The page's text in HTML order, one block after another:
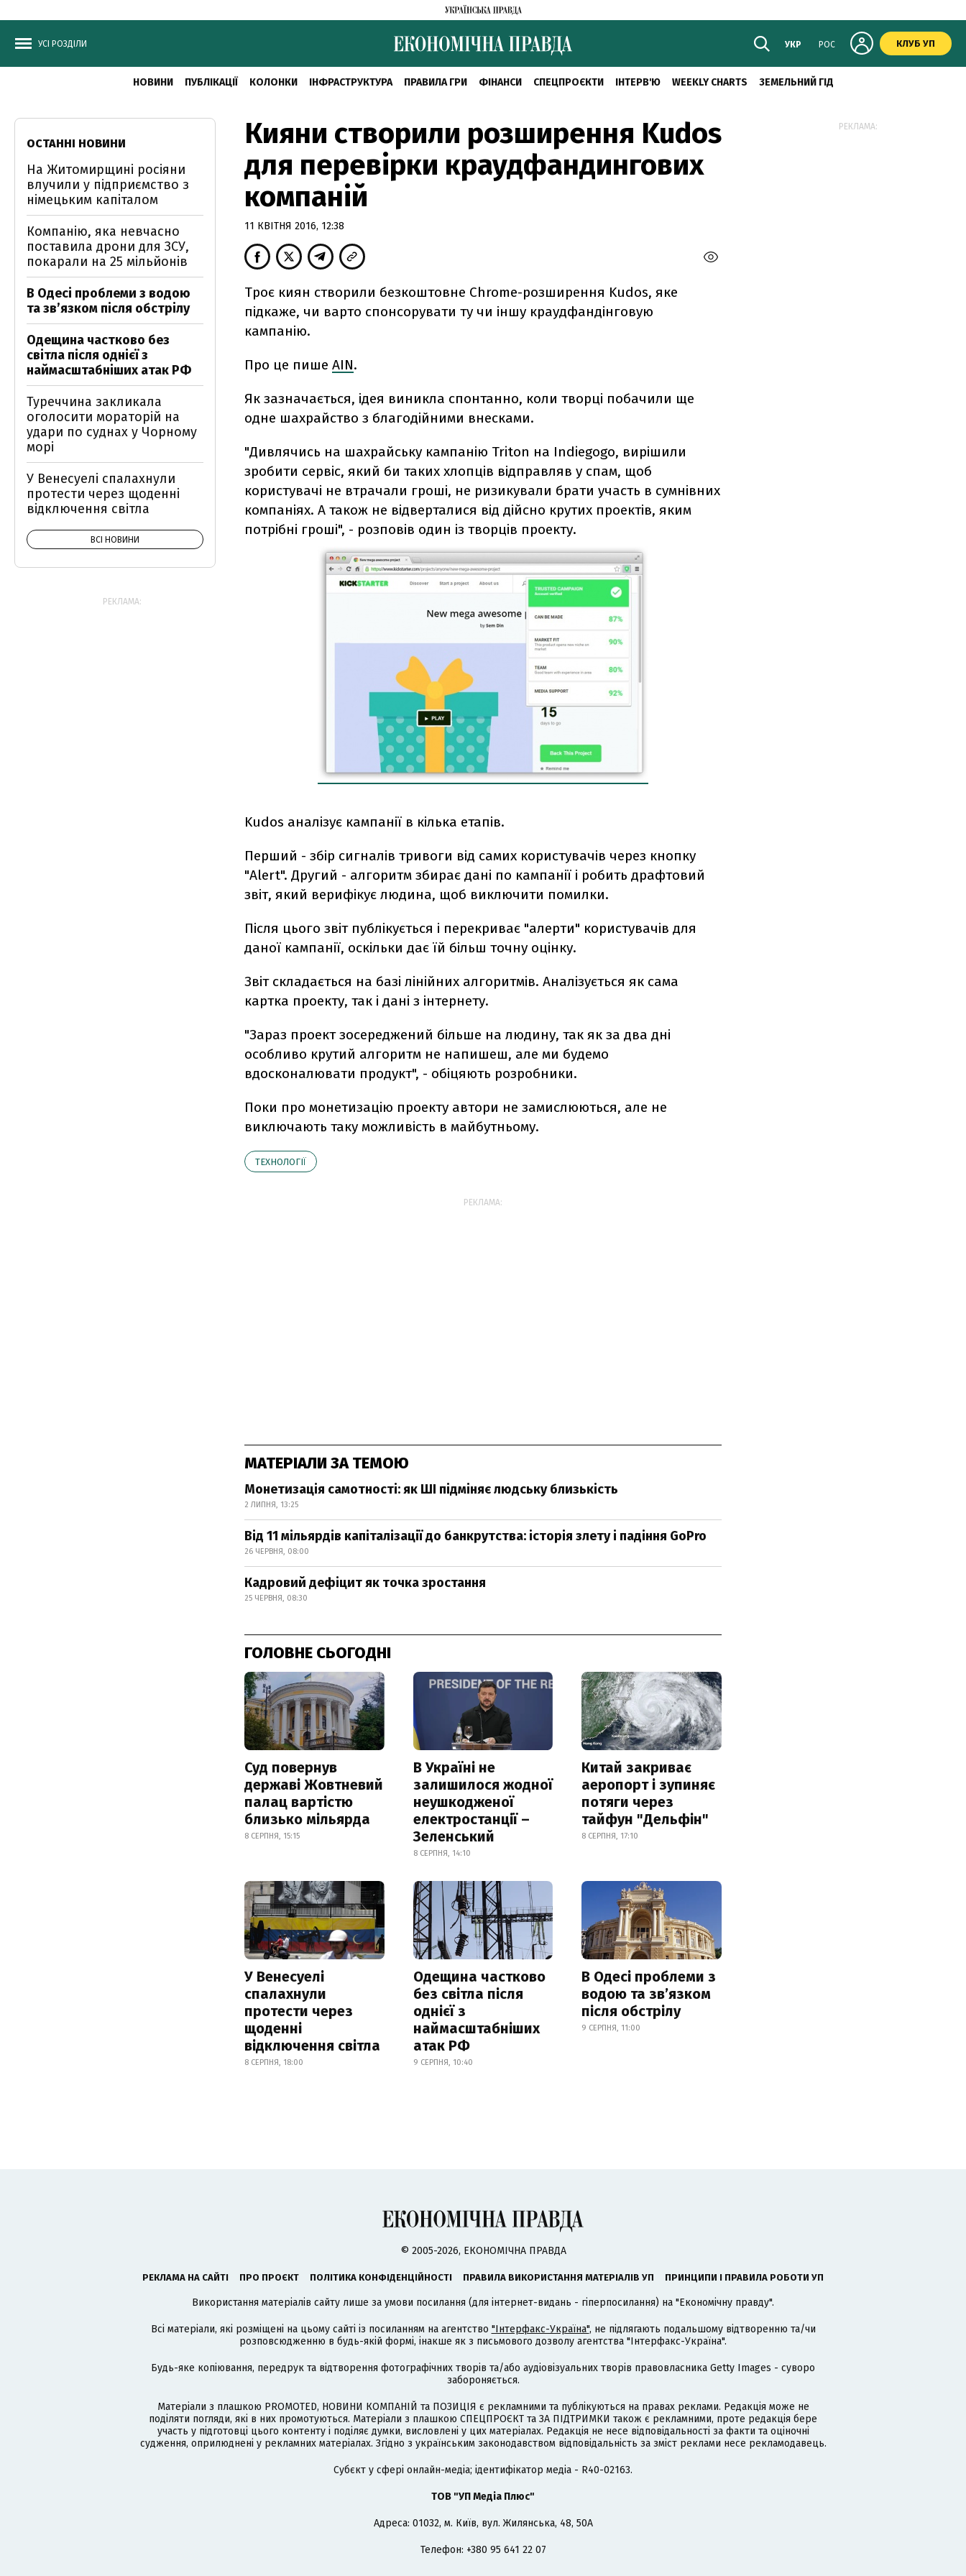
УСІ РОЗДІЛИ УКР РОС КЛУБ УП
НОВИНИ ПУБЛІКАЦІЇ КОЛОНКИ ІНФРАСТРУКТУРА ПРАВИЛА ГРИ ФІНАНСИ СПЕЦПРОЄКТИ ІНТЕРВ'Ю WEEKLY CHARTS ЗЕМЕЛЬНИЙ ГІД
Кияни створили розширення Kudos
для перевірки краудфандингових
компаній
11 КВІТНЯ 2016, 12:38
Троє киян створили безкоштовне Chrome-розширення Kudos, яке
підкаже, чи варто спонсорувати ту чи іншу краудфандінговую
кампанію.
Про це пише AIN.
Як зазначається, ідея виникла спонтанно, коли творці побачили ще
одне шахрайство з благодійними внесками.
"Дивлячись на шахрайську кампанію Triton на Indiegogo, вирішили
зробити сервіс, який би таких хлопців відправляв у спам, щоб
користувачі не втрачали гроші, не ризикували брати участь в сумнівних
компаніях. А також не відверталися від дійсно крутих проектів, яким
потрібні гроші", - розповів один із творців проекту.
Kudos аналізує кампанії в кілька етапів.
Перший - збір сигналів тривоги від самих користувачів через кнопку
"Alert". Другий - алгоритм збирає дані по кампанії і робить драфтовий
звіт, який верифікує людина, щоб виключити помилки.
Після цього звіт публікується і перекриває "алерти" користувачів для
даної кампанії, оскільки дає їй більш точну оцінку.
Звіт складається на базі лінійних алгоритмів. Аналізується як сама
картка проекту, так і дані з інтернету.
"Зараз проект зосереджений більше на людину, так як за два дні
особливо крутий алгоритм не напишеш, але ми будемо
вдосконалювати продукт", - обіцяють розробники.
Поки про монетизацію проекту автори не замислюються, але не
виключають таку можливість в майбутньому.
ТЕХНОЛОГІЇ
РЕКЛАМА:
МАТЕРІАЛИ ЗА ТЕМОЮ
Монетизація самотності: як ШІ підміняє людську близькість
2 ЛИПНЯ, 13:25
Від 11 мільярдів капіталізації до банкрутства: історія злету і падіння GoPro
26 ЧЕРВНЯ, 08:00
Кадровий дефіцит як точка зростання
25 ЧЕРВНЯ, 08:30
ГОЛОВНЕ СЬОГОДНІ
Суд повернув
державі Жовтневий
палац вартістю
близько мільярда
8 СЕРПНЯ, 15:15
В Україні не
залишилося жодної
неушкодженої
електростанції –
Зеленський
8 СЕРПНЯ, 14:10
Китай закриває
аеропорт і зупиняє
потяги через
тайфун "Дельфін"
8 СЕРПНЯ, 17:10
У Венесуелі
спалахнули
протести через
щоденні
відключення світла
8 СЕРПНЯ, 18:00
Одещина частково
без світла після
однієї з
наймасштабніших
атак РФ
9 СЕРПНЯ, 10:40
В Одесі проблеми з
водою та звʼязком
після обстрілу
9 СЕРПНЯ, 11:00
ОСТАННІ НОВИНИ
На Житомирщині росіяни
влучили у підприємство з
німецьким капіталом
Компанію, яка невчасно
поставила дрони для ЗСУ,
покарали на 25 мільйонів
В Одесі проблеми з водою
та звʼязком після обстрілу
Одещина частково без
світла після однієї з
наймасштабніших атак РФ
Туреччина закликала
оголосити мораторій на
удари по суднах у Чорному
морі
У Венесуелі спалахнули
протести через щоденні
відключення світла
ВСІ НОВИНИ
РЕКЛАМА:
РЕКЛАМА:
© 2005-2026, ЕКОНОМІЧНА ПРАВДА
РЕКЛАМА НА САЙТІ ПРО ПРОЄКТ ПОЛІТИКА КОНФІДЕНЦІЙНОСТІ ПРАВИЛА ВИКОРИСТАННЯ МАТЕРІАЛІВ УП ПРИНЦИПИ І ПРАВИЛА РОБОТИ УП
Використання матеріалів сайту лише за умови посилання (для інтернет-видань - гіперпосилання) на "Економічну правду".
Всі матеріали, які розміщені на цьому сайті із посиланням на агентство "Інтерфакс-Україна", не підлягають подальшому відтворенню та/чи
розповсюдженню в будь-якій формі, інакше як з письмового дозволу агентства "Інтерфакс-Україна".
Будь-яке копіювання, передрук та відтворення фотографічних творів та/або аудіовізуальних творів правовласника Getty Images - суворо
забороняється.
Матеріали з плашкою PROMOTED, НОВИНИ КОМПАНІЙ та ПОЗИЦІЯ є рекламними та публікуються на правах реклами. Редакція може не
поділяти погляди, які в них промотуються. Матеріали з плашкою СПЕЦПРОЄКТ та ЗА ПІДТРИМКИ також є рекламними, проте редакція бере
участь у підготовці цього контенту і поділяє думки, висловлені у цих матеріалах. Редакція не несе відповідальності за факти та оціночні
судження, оприлюднені у рекламних матеріалах. Згідно з українським законодавством відповідальність за зміст реклами несе рекламодавець.
Cубєкт у сфері онлайн-медіа; ідентифікатор медіа - R40-02163.
ТОВ "УП Медіа Плюс"
Адреса: 01032, м. Київ, вул. Жилянська, 48, 50А
Телефон: +380 95 641 22 07